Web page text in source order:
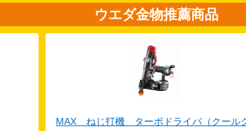
ウエダ金物推薦商品
MAX ねじ打機 ターボドライバ（クール